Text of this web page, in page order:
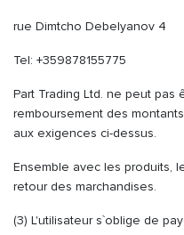
rue Dimtcho Debelyanov 4
Tel: +359878155775
Part Trading Ltd. ne peut pas
remboursement des
aux exigences ci-dessus.
Ensemble avec les produits,
retour des marchandises.
(3) L'utilisateur s`oblige de